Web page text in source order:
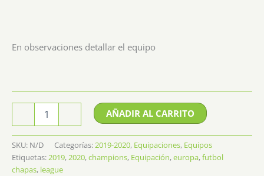
En observaciones detallar el equipo
Champions
2019-
2020
cantidad
AÑADIR AL CARRITO
SKU: N/D Categorías:2019-2020, Equipaciones, Equipos
Etiquetas:2019,2020,champions, Equipación,europa,futbol
chapas, league